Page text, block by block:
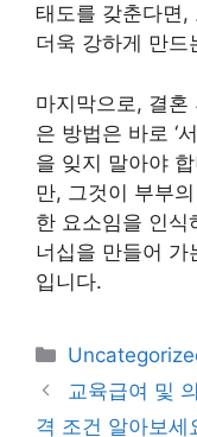
태도를 갖춘다면,
더욱 강하게 만드
마지막으로, 결혼
은 방법은 바로 ‘
을 잊지 말아야
만, 그것이 부부
한 요소임을 인식
너십을 만들어 가
입니다.
카
테
교육급여 및
격 조건 알아보세